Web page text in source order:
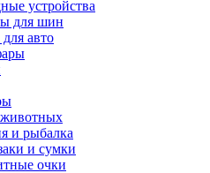
устройства
для шин
авто
и рыбалка
и сумки
очки